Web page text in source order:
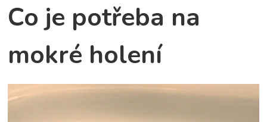
Co je potřeba na
mokré holení